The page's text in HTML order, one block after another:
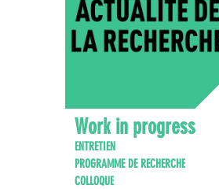
Work in progress
ENTRETIEN
PROGRAMME DE RECHERCHE
COLLOQUE